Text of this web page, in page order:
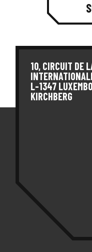
10, CIRCUIT DE
L-1347
KIRCHBERG